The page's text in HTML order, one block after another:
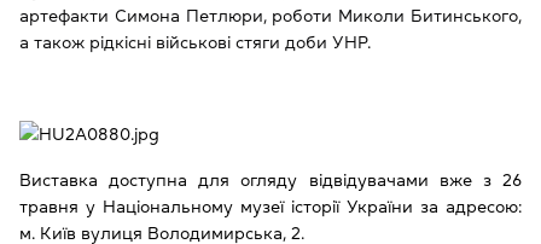
артефакти Симона Петлюри, роботи Миколи Битинського,
а також рідкісні військові стяги доби УНР.
Виставка доступна для огляду відвідувачами вже з 26
травня у Національному музеї історії України за адресою:
м. Київ вулиця Володимирська, 2.